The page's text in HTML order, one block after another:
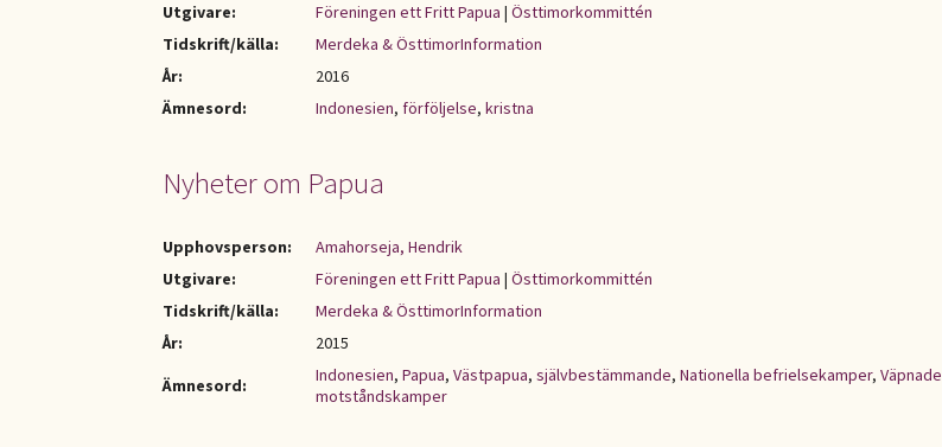
Utgivare:
Föreningen ett Fritt Papua | Östtimorkommittén
Tidskrift/källa:
Merdeka & ÖsttimorInformation
År:
2016
Ämnesord:
Indonesien, förföljelse, kristna
Nyheter om Papua
Upphovsperson:
Amahorseja, Hendrik
Utgivare:
Föreningen ett Fritt Papua | Östtimorkommittén
Tidskrift/källa:
Merdeka & ÖsttimorInformation
År:
2015
Ämnesord:
Indonesien, Papua, Västpapua, självbestämmande, Nationella befrielsekamper, Väpnade
motståndskamper